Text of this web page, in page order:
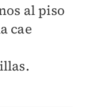
al piso
cae